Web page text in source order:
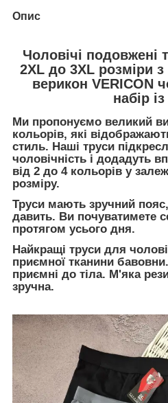
Опис
Чоловічі подовжені
2XL до 3XL розміри
верикон VERICON
набір
Ми пропонуємо великий
кольорів, які
стиль. Наші труси
чоловічність і додадуть
від 2 до 4 кольорів у
розміру.
Труси мають зручний
давить. Ви почуватимете
протягом усього дня.
Найкращі труси для
приємної тканини
приємні до тіла. М'яка
зручна.